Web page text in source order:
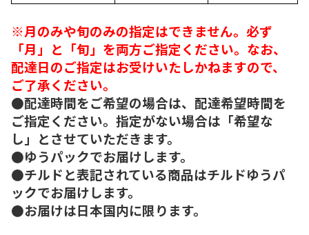
※月のみや旬のみの指定はできません。必ず
「月」と「旬」を両方ご指定ください。なお、
配達日のご指定はお受けいたしかねますので、
ご了承ください。
●配達時間をご希望の場合は、配達希望時間を
ご指定ください。指定がない場合は「希望な
し」とさせていただきます。
●ゆうパックでお届けします。
●チルドと表記されている商品はチルドゆうパ
ックでお届けします。
●お届けは日本国内に限ります。